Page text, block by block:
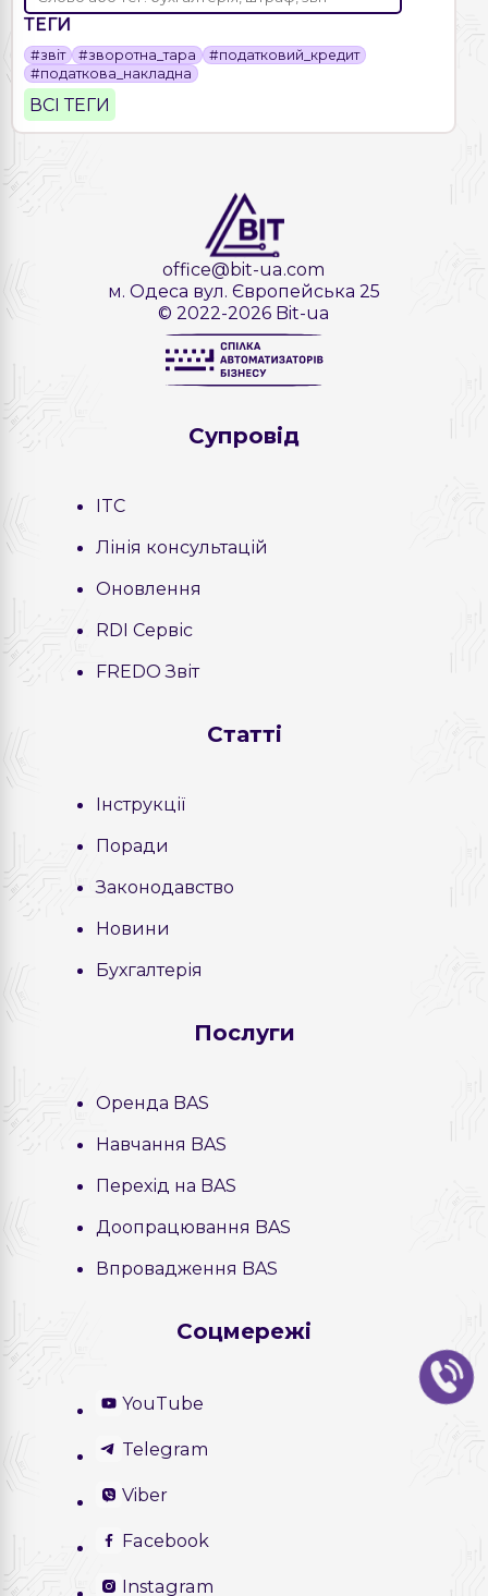
ТЕГИ
#звіт #зворотна_тара
#податковий_кредит
#податкова_накладна
ВСІ ТЕГИ
office@bit-ua.com
м. Одеса вул. Європейська 25
© 2022-2026 Bit-ua
Cупровід
ITC
Лінія консультацій
Оновлення
RDI Сервіс
FREDO Звіт
Статті
Інструкції
Поради
Законодавство
Новини
Бухгалтерія
Послуги
Оренда BAS
Навчання BAS
Перехід на BAS
Доопрацювання BAS
Впровадження BAS
Соцмережі
YouTube
Telegram
Viber
Facebook
Instagram